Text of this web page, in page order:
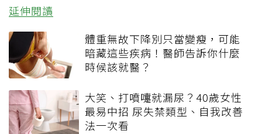
延伸閱讀
體重無故下降別只當變瘦，可能
暗藏這些疾病！醫師告訴你什麼
時候該就醫？
大笑、打噴嚏就漏尿？40歲女性
最易中招 尿失禁類型、自我改善
法一次看